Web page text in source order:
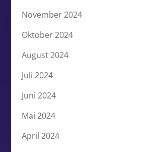
November 2024
Oktober 2024
August 2024
Juli 2024
Juni 2024
Mai 2024
April 2024